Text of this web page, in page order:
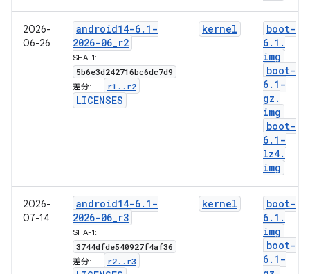
2026-
06-26
android14-6. 1-
2026-06_r2
SHA-1:
5b6e3d242716bc6dc7d9
差分: r1 . . r2
LICENSES
kernel
boot-
6. 1 .
img
boot-
6. 1-
gz .
img
boot-
6. 1-
lz4.
img
2026-
07-14
android14-6. 1-
2026-06_r3
SHA-1:
3744dfde540927f4af36
差分: r2. . r3
kernel
boot-
6. 1 .
img
boot-
6. 1-